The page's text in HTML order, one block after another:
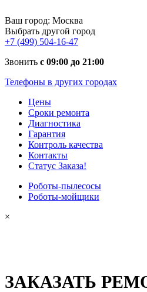
Ваш город: Москва
Выбрать другой город
+7 (499) 504-16-47
Звонить с 09:00 до 21:00
Телефоны в других городах
Цены
Сроки ремонта
Диагностика
Гарантия
Контроль качества
Контакты
Статус Заказа!
Роботы-пылесосы
Роботы-мойщики
×
ЗАКАЗАТЬ